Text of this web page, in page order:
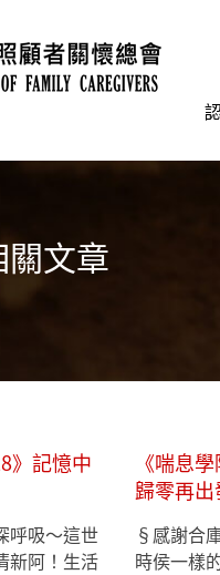
文章
》記憶中
吸～這世
新阿！生活
《喘息
歸零再出
​§感謝合
時侯一樣